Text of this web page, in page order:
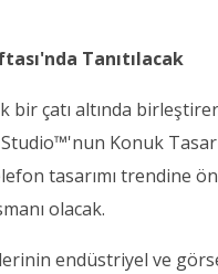
Tanıtılacak
bir çatı altında
Konuk
tasarımı trendine
olacak.
endüstriyel ve